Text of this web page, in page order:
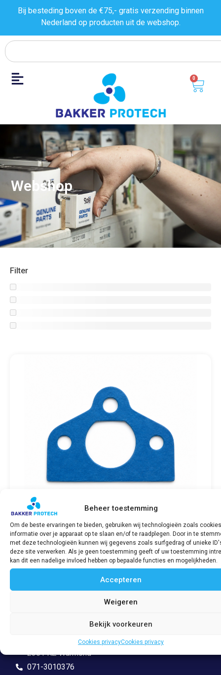
Beheer toestemming
Om de beste ervaringen te bieden, gebruiken wij technologieën zoals
informatie over je apparaat op te slaan en/of te raadplegen. Door in te
met deze technologieën kunnen wij gegevens zoals surfgedrag of unieke
deze site verwerken. Als je geen toestemming geeft of uw toestemming
kan dit een nadelige invloed hebben op bepaalde functies en mogelijkheden.
Accepteren
Weigeren
Bekijk voorkeuren
Cookies privacyCookies privacy
Bij besteding boven de €75,- gratis verzending binnen
Nederland op producten uit de webshop.
0
Webshop
Filter
Uitlaatpakking/Exhaust Gasket SABB
Diesel
€39,01 incl. BTW
2361 KZ Warmond
071-3010376